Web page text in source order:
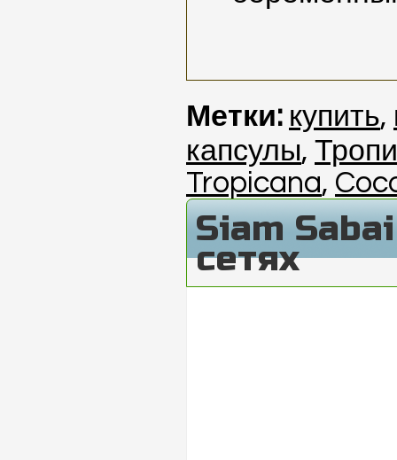
Метки: купить,
капсулы,
Tropicana,
Siam
сетях